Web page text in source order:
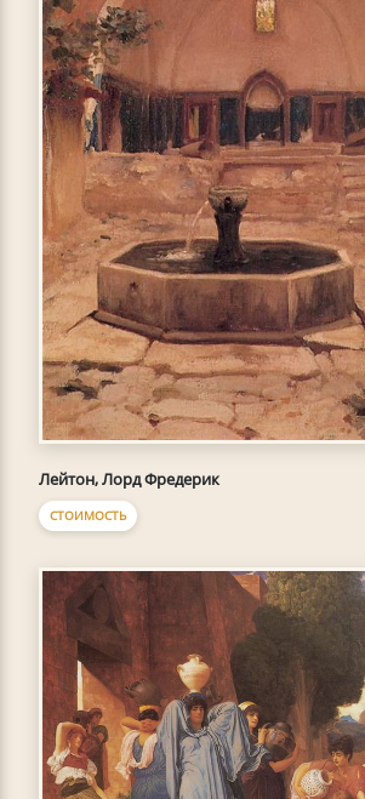
Лейтон, Лорд Фредерик
СТОИМОСТЬ